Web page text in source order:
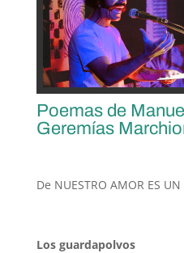
Poemas de Manuel
Geremías
De NUESTRO AMOR ES
Los guardapolvos